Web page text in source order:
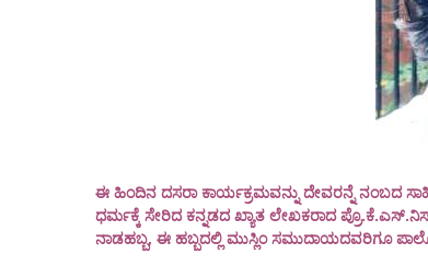
ಈ ಹಿಂದಿನ ದಸರಾ ಕಾರ್ಯಕ್ರಮವನ್ನು ದೇವರನ್ನೆ ನಂಬದ
ಧರ್ಮಕ್ಕೆ ಸೇರಿದ ಕನ್ನಡದ ಖ್ಯಾತ ಲೇಖಕರಾದ
ನಾಡಹಬ್ಬ, ಈ ಹಬ್ಬದಲ್ಲಿ ಮುಸ್ಲಿಂ ಸಮುದಾಯದವರಿಗೂ